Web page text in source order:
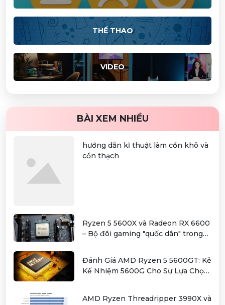
THỂ THAO
VIDEO
BÀI XEM NHIỀU
hướng dẫn kĩ thuật làm cồn khô và
cồn thạch
Ryzen 5 5600X và Radeon RX 6600
– Bộ đôi gaming "quốc dân" trong
Đánh Giá AMD Ryzen 5 5600GT: Kẻ
Kế Nhiệm 5600G Cho Sự Lựa Chọn
AMD Ryzen Threadripper 3990X và